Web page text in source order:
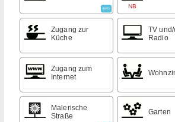
INFO NB
Zugang zur
Küche
TV
Radio
Zugang zum
Internet
Malerische
Straße
Garten